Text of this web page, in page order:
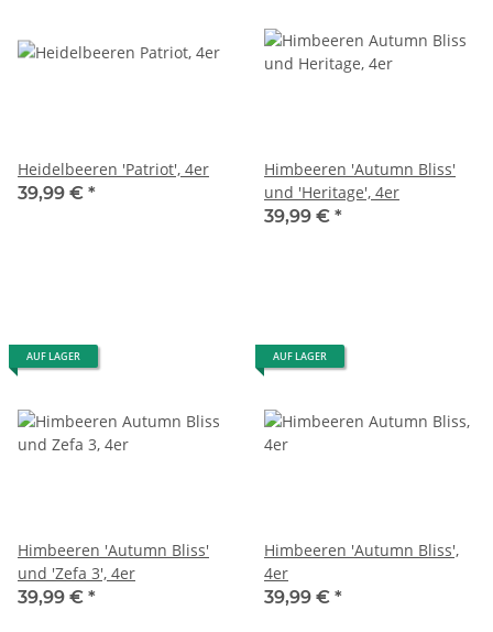
Heidelbeeren 'Patriot', 4er
39,99 € *
Himbeeren 'Autumn Bliss'
und 'Heritage', 4er
39,99 € *
AUF LAGER
Himbeeren 'Autumn Bliss'
und 'Zefa 3', 4er
39,99 € *
AUF LAGER
Himbeeren 'Autumn Bliss',
4er
39,99 € *